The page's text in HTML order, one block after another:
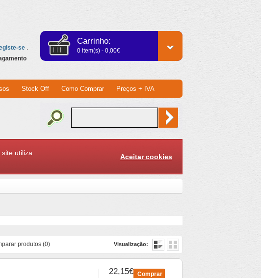
se .
Carrinho:
0 item(s) - 0,00€
Stock Off Como Comprar Preços + IVA
Aceitar cookies
utiliza
produtos (0) Visualização:
22,15€ Comprar